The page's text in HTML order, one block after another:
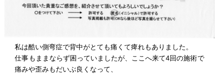
私は酷い側弯症で背中がとても痛くて痺れもありました。
仕事もままならず困っていましたが、ここへ来て4回の施術で
痛みや歪みもだいぶ良くなって、